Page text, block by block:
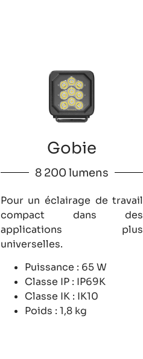
Gobie
8 200 lumens
Pour un éclairage de travail
compact dans des
applications plus
universelles.
Puissance : 65 W
Classe IP : IP69K
Classe IK : IK10
Poids : 1,8 kg